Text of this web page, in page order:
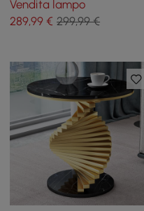
Vendita lampo
289,99 € 299,99 €